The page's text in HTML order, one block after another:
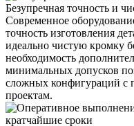
Безупречная точность и
Современное
точность изготовления
идеально чистую кромку
необходимость
минимальных допусков
сложных конфигураций с
проектам.